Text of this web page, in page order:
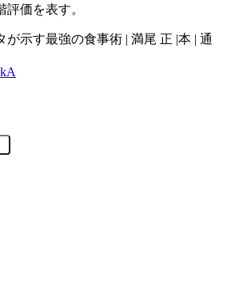
評価を表す。
示す最強の食事術 | 満尾 正 |本 | 通